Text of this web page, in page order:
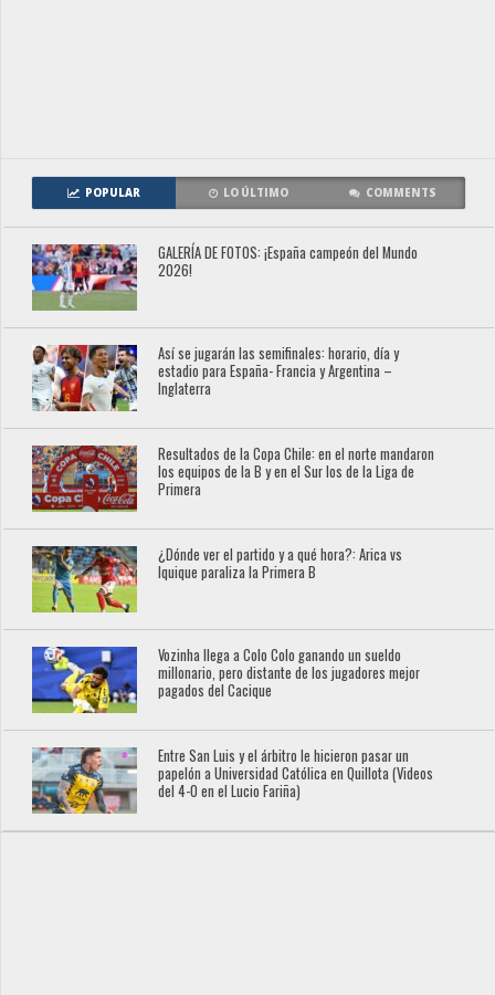
POPULAR LO ÚLTIMO COMMENTS
GALERÍA DE FOTOS: ¡España campeón del Mundo
2026!
Así se jugarán las semifinales: horario, día y
estadio para España- Francia y Argentina –
Inglaterra
Resultados de la Copa Chile: en el norte mandaron
los equipos de la B y en el Sur los de la Liga de
Primera
¿Dónde ver el partido y a qué hora?: Arica vs
Iquique paraliza la Primera B
Vozinha llega a Colo Colo ganando un sueldo
millonario, pero distante de los jugadores mejor
pagados del Cacique
Entre San Luis y el árbitro le hicieron pasar un
papelón a Universidad Católica en Quillota (Videos
del 4-0 en el Lucio Fariña)